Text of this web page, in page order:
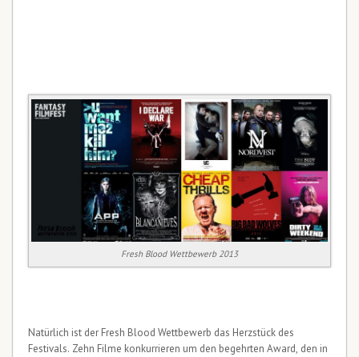
Fresh Blood Wettbewerb 2013
Natürlich ist der Fresh Blood Wettbewerb das Herzstück des
Festivals. Zehn Filme konkurrieren um den begehrten Award, den in